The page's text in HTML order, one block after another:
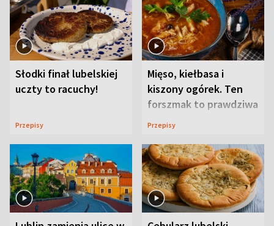
Słodki finał lubelskiej
uczty to racuchy!
Przepisy
Mięso, kiełbasa i
kiszony ogórek. Ten
forszmak to prawdziwa
uczta
Przepisy